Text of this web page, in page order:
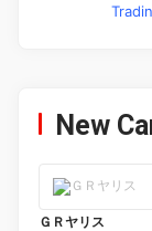
New
ＧＲヤリス